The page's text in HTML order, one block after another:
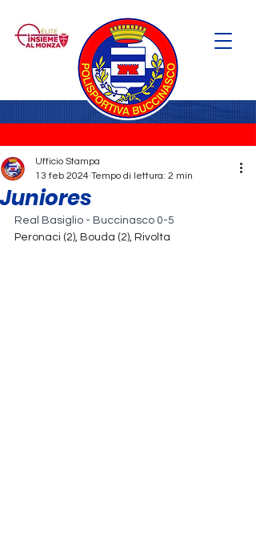
Juniores
Ufficio Stampa
13 feb 2024 Tempo di lettura: 2 min
Real Basiglio - Buccinasco 0-5
Peronaci (2), Bouda (2), Rivolta